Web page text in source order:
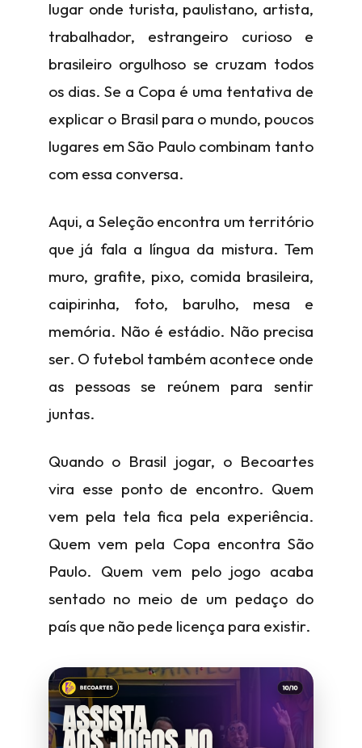
lugar onde turista, paulistano, artista,
trabalhador, estrangeiro curioso e
brasileiro orgulhoso se cruzam todos
os dias. Se a Copa é uma tentativa de
explicar o Brasil para o mundo, poucos
lugares em São Paulo combinam tanto
com essa conversa.
Aqui, a Seleção encontra um território
que já fala a língua da mistura. Tem
muro, grafite, pixo, comida brasileira,
caipirinha, foto, barulho, mesa e
memória. Não é estádio. Não precisa
ser. O futebol também acontece onde
as pessoas se reúnem para sentir
juntas.
Quando o Brasil jogar, o Becoartes
vira esse ponto de encontro. Quem
vem pela tela fica pela experiência.
Quem vem pela Copa encontra São
Paulo. Quem vem pelo jogo acaba
sentado no meio de um pedaço do
país que não pede licença para existir.